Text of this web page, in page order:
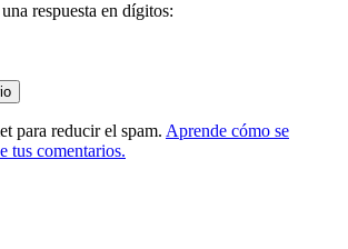
respuesta en dígitos:
para reducir el spam. Aprende cómo se
tus comentarios.